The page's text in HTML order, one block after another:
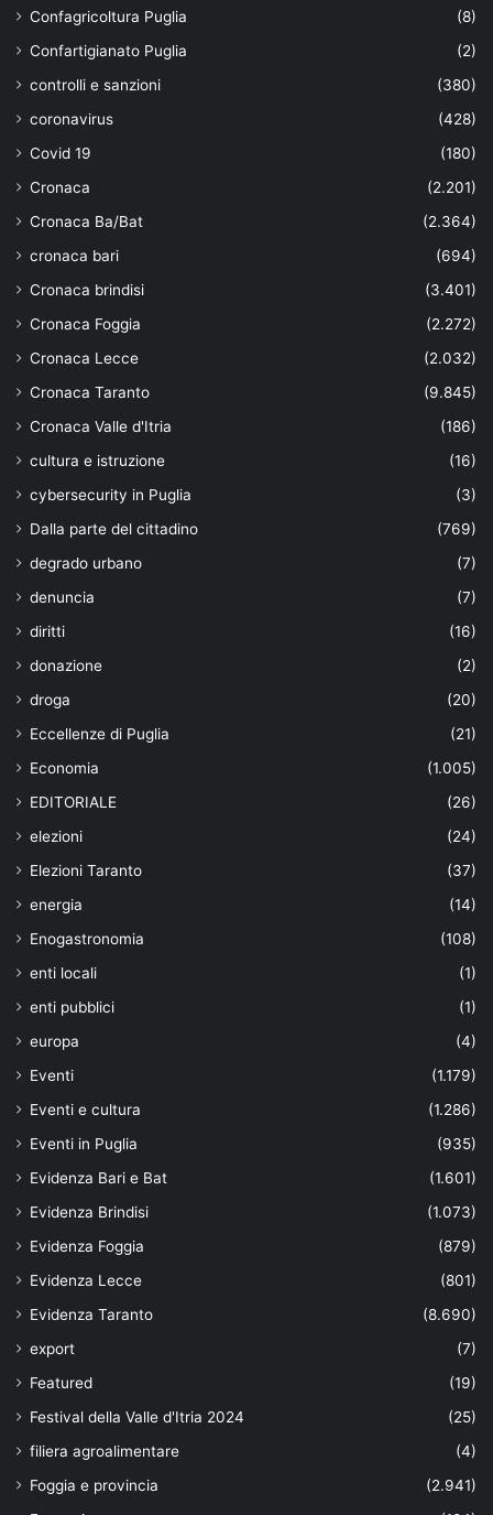
Confagricoltura Puglia
(8)
Confartigianato Puglia
(2)
controlli e sanzioni
(380)
coronavirus
(428)
Covid 19
(180)
Cronaca
(2.201)
Cronaca Ba/Bat
(2.364)
cronaca bari
(694)
Cronaca brindisi
(3.401)
Cronaca Foggia
(2.272)
Cronaca Lecce
(2.032)
Cronaca Taranto
(9.845)
Cronaca Valle d'Itria
(186)
cultura e istruzione
(16)
cybersecurity in Puglia
(3)
Dalla parte del cittadino
(769)
degrado urbano
(7)
denuncia
(7)
diritti
(16)
donazione
(2)
droga
(20)
Eccellenze di Puglia
(21)
Economia
(1.005)
EDITORIALE
(26)
elezioni
(24)
Elezioni Taranto
(37)
energia
(14)
Enogastronomia
(108)
enti locali
(1)
enti pubblici
(1)
europa
(4)
Eventi
(1.179)
Eventi e cultura
(1.286)
Eventi in Puglia
(935)
Evidenza Bari e Bat
(1.601)
Evidenza Brindisi
(1.073)
Evidenza Foggia
(879)
Evidenza Lecce
(801)
Evidenza Taranto
(8.690)
export
(7)
Featured
(19)
Festival della Valle d'Itria 2024
(25)
filiera agroalimentare
(4)
Foggia e provincia
(2.941)